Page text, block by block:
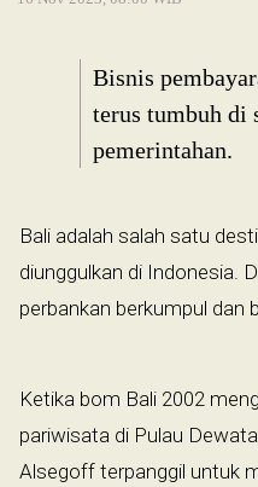
Bisnis
terus tumbuh di
pemerintahan.
Bali adalah salah satu
diunggulkan di Indonesia.
perbankan berkumpul dan
Ketika bom Bali 2002
pariwisata di Pulau
Alsegoff terpanggil untuk